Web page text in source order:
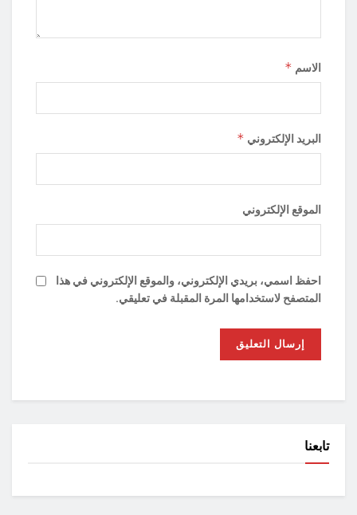
الاسم *
البريد الإلكتروني *
الموقع الإلكتروني
احفظ اسمي، بريدي الإلكتروني، والموقع الإلكتروني في هذا
المتصفح لاستخدامها المرة المقبلة في تعليقي.
تابعنا